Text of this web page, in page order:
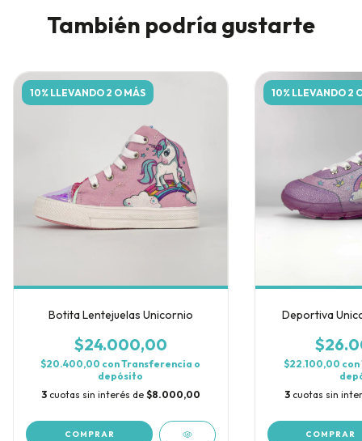
También podría gustarte
10% LLEVANDO 2 O MÁS
Botita Lentejuelas Unicornio
$24.000,00
$20.400,00 conTransferencia o
depósito
3 cuotas sin interés de $8.000,00
COMPRAR
10% LLEVANDO 2
Deportiva
$22.100,00 con
3 cuotas sin
COMPRAR